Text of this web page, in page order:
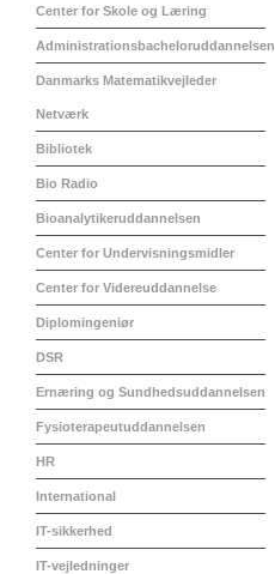
Center for Skole og Læring
Administrationsbacheloruddannelsen
Danmarks Matematikvejleder
Netværk
Bibliotek
Bio Radio
Bioanalytikeruddannelsen
Center for Undervisningsmidler
Center for Videreuddannelse
Diplomingeniør
DSR
Ernæring og Sundhedsuddannelsen
Fysioterapeutuddannelsen
HR
International
IT-sikkerhed
IT-vejledninger